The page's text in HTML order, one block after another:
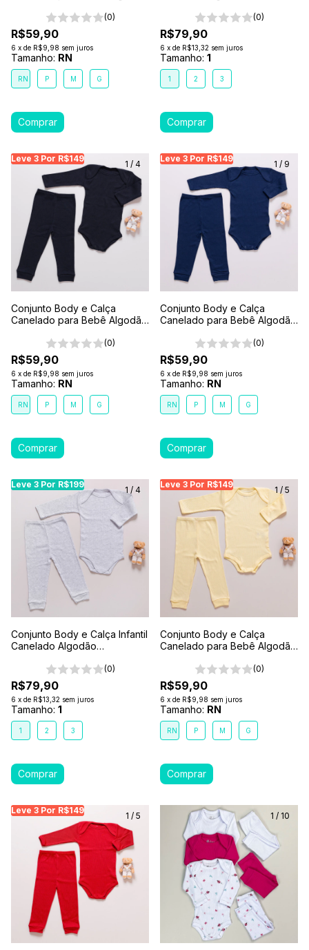
(0)
R$59,90
6 x de R$9,98 sem juros
Tamanho: RN
RN P M G
Marinho
(0)
R$79,90
6 x de R$13,32 sem juros
Tamanho: 1
1 2 3
Leve 3 Por R$149
Leve 3 Por R$149 Leve 3 Por R$149 Leve
1 / 4
Conjunto Body e Calça
Canelado para Bebê Algodão
(0)
R$59,90
6 x de R$9,98 sem juros
Tamanho: RN
RN P M G
Leve 3 Por R$149
Leve 3 Por R$149
1 / 9
Conjunto Body e Calça
Canelado para Bebê Algodão
(0)
R$59,90
6 x de R$9,98 sem juros
Tamanho: RN
RN P M G
Leve 3 Por R$199
Leve 3 Por R$199 Leve 3 Por R$199 Leve
1 / 4
Conjunto Body e Calça Infantil
Canelado Algodão
(0)
R$79,90
6 x de R$13,32 sem juros
Tamanho: 1
1 2 3
Leve 3 Por R$149
Leve 3 Por R$149
1 / 5
Conjunto Body e Calça
Canelado para Bebê Algodão
(0)
R$59,90
6 x de R$9,98 sem juros
Tamanho: RN
RN P M G
Leve 3 Por R$149
Leve 3 Por R$149 Leve 3 Por R$149 Leve
1 / 5 1 / 10